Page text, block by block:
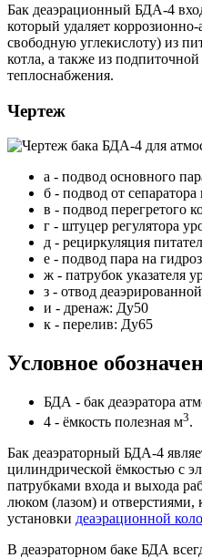
Бак деаэрационный БДА-4
который удаляет
свободную углекислоту) из
котла, а также из
теплоснабжения.
Чертеж
а - подвод основного
б - подвод от
в - подвод перегретого
г - штуцер регулятора
д - рециркуляция
е - подвод пара на
ж - патрубок указателя
з - отвод
и - дренаж: Ду50
к - перелив: Ду65
Условное
БДА - бак деаэратора
4 - ёмкость полезная м3.
Бак деаэраторный БДА-4
цилиндрической ёмкостью с
патрубками входа и выхода
люком (лазом) и отверстиями,
установки деаэрационной
В деаэраторном баке БДА